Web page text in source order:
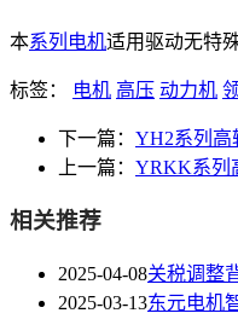
本系列 电机适用驱动无特
标签： 电机 高压 动力机
下一篇： YH2系列高
上一篇： YRKK系列
相关推荐
2025-04-08关税调整
2025-03-13东元电机